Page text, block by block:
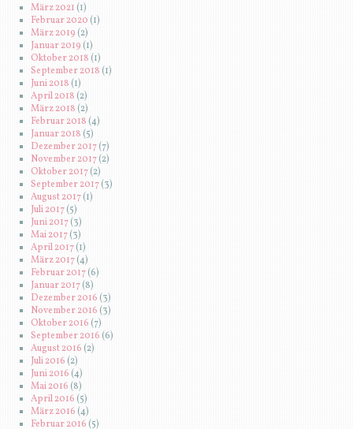
März 2021 (1)
Februar 2020 (1)
März 2019 (2)
Januar 2019 (1)
Oktober 2018(1)
September 2018 (1)
Juni 2018 (1)
April 2018(2)
März 2018 (2)
Februar 2018 (4)
Januar 2018 (5)
Dezember 2017(7)
November 2017(2)
Oktober 2017(2)
September 2017(3)
August 2017(1)
Juli 2017(5)
Juni 2017(3)
Mai 2017(3)
April 2017(1)
März 2017(4)
Februar 2017(6)
Januar 2017(8)
Dezember 2016 (3)
November 2016 (3)
Oktober 2016(7)
September 2016 (6)
August 2016 (2)
Juli 2016(2)
Juni 2016 (4)
Mai 2016 (8)
April 2016(5)
März 2016 (4)
Februar 2016 (5)